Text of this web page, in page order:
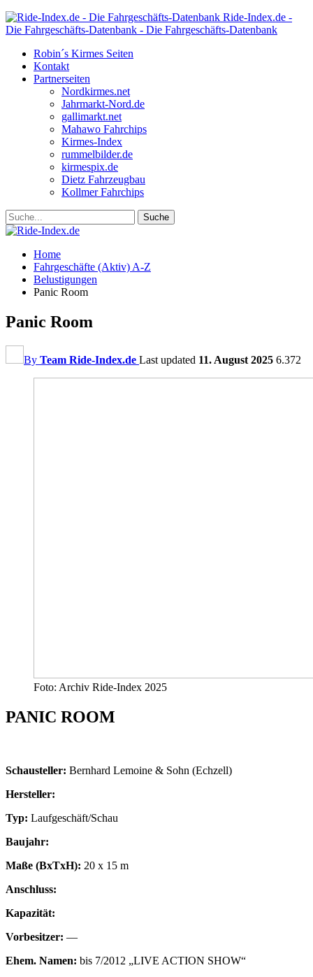
Ride-Index.de -
Die Fahrgeschäfts-Datenbank - Die Fahrgeschäfts-Datenbank
Robin´s Kirmes Seiten
Kontakt
Partnerseiten
Nordkirmes.net
Jahrmarkt-Nord.de
gallimarkt.net
Mahawo Fahrchips
Kirmes-Index
rummelbilder.de
kirmespix.de
Dietz Fahrzeugbau
Kollmer Fahrchips
Home
Fahrgeschäfte (Aktiv) A-Z
Belustigungen
Panic Room
Panic Room
By Team Ride-Index.de Last updated 11. August 2025 6.372
Foto: Archiv Ride-Index 2025
PANIC ROOM
Schausteller: Bernhard Lemoine & Sohn (Echzell)
Hersteller:
Typ: Laufgeschäft/Schau
Baujahr:
Maße (BxTxH): 20 x 15 m
Anschluss:
Kapazität:
Vorbesitzer: —
Ehem. Namen: bis 7/2012 „LIVE ACTION SHOW“